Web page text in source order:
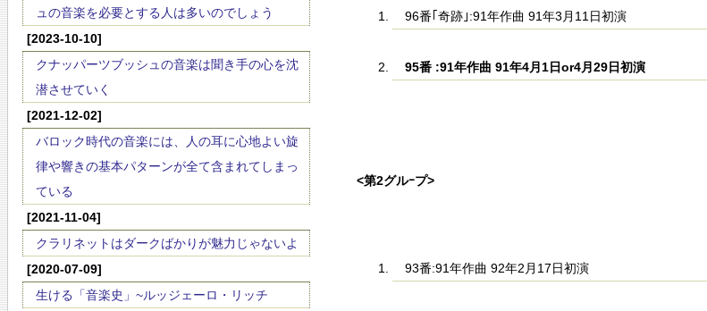
ュの音楽を必要とする人は多いのでしょう
[2023-10-10]
クナッパーツブッシュの音楽は聞き手の心を沈
潜させていく
[2021-12-02]
バロック時代の音楽には、人の耳に心地よい旋
律や響きの基本パターンが全て含まれてしまっ
ている
[2021-11-04]
クラリネットはダークばかりが魅力じゃないよ
[2020-07-09]
生ける「音楽史」~ルッジェーロ・リッチ
96番｢奇跡｣:91年作曲 91年3月11日初演
95番 :91年作曲 91年4月1日or4月29日初演
<第2グルｰプ>
93番:91年作曲 92年2月17日初演